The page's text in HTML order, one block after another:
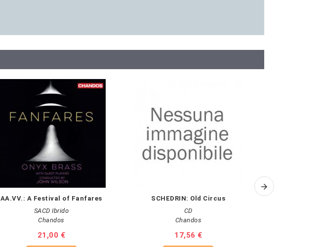
AA.VV.: A Festival of Fanfares
SACD Ibrido
Chandos
Prezzo
21,00 €
SCHEDRIN: Old Circus
CD
Chandos
Prezzo
17,56 €
STEPHAN -